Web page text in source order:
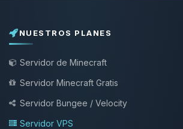
NUESTROS PLANES
Servidor de Minecraft
Servidor Minecraft Gratis
Servidor Bungee / Velocity
Servidor VPS